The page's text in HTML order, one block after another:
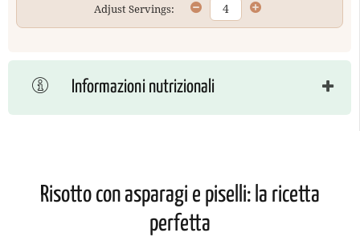
Adjust Servings:
Informazioni nutrizionali
Risotto con asparagi e piselli: la ricetta
perfetta